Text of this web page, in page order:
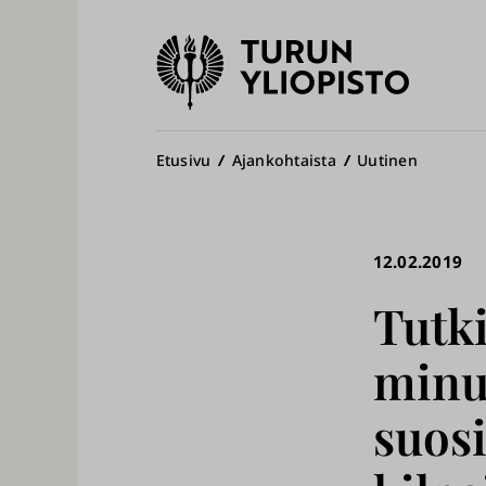
Turun
yliopisto
Murupolku
Etusivu Ajankohtaista Uutinen
12.02.2019